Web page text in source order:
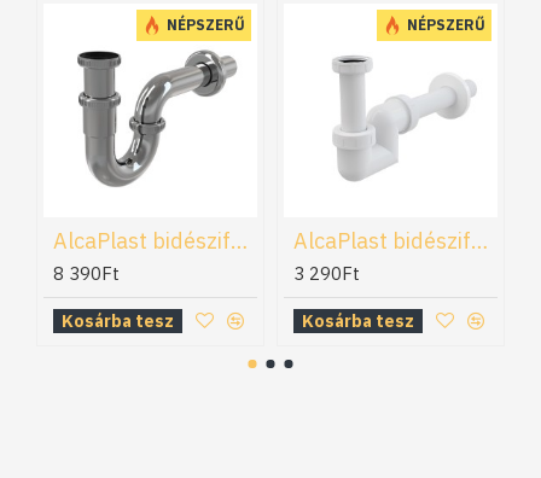
NÉPSZERŰ
AlcaPlast bidészifon (ALC-A45E)
8 390Ft
Kosárba tesz
NÉPSZERŰ
AlcaPlast bidészifon (ALC-A45F-32)
3 290Ft
Kosárba tesz